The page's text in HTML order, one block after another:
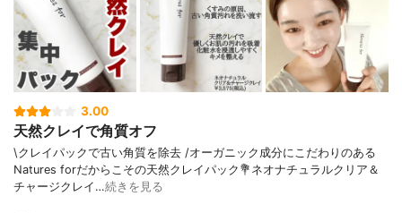
3.00
天然クレイで角質オフ
\クレイパックで古い角質を除去 /⁡オーガニック成分にこだわりのある
Natures forだからこその天然クレイパック⁡⁡💐ネオナチュラルクリア＆
チャージクレイ…続きを見る